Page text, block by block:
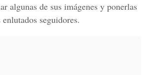
algunas de sus imágenes y ponerlas
seguidores.